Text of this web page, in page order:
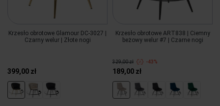
Krzesło obrotowe Glamour DC-3027 |
Czarny welur | Złote nogi
399,00 zł
Krzesło obrotowe ART838 | Ciemny
beżowy welur #7 | Czarne nogi
329,00 zł -43%
189,00 zł